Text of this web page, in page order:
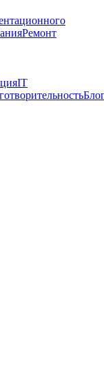
Ремонт
IT